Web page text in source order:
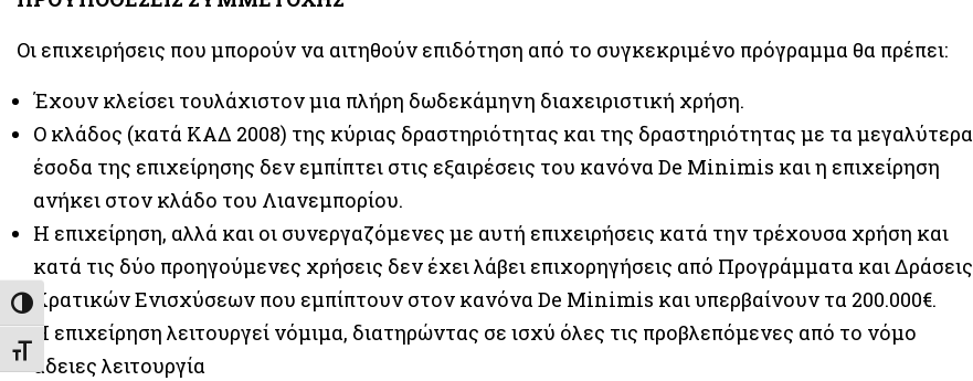
Εναλλαγή Υψηλής Αντίθεσης
Εναλλαγή Μεγέθους Γραμμάτων
Οι επιχειρήσεις που μπορούν να αιτηθούν επιδότηση από το συγκεκριμένο πρόγραμμα θα πρέπει:
Έχουν κλείσει τουλάχιστον μια πλήρη δωδεκάμηνη διαχειριστική χρήση.
Ο κλάδος (κατά ΚΑΔ 2008) της κύριας δραστηριότητας και της δραστηριότητας με τα μεγαλύτερα
έσοδα της επιχείρησης δεν εμπίπτει στις εξαιρέσεις του κανόνα De Minimis και η επιχείρηση
ανήκει στον κλάδο του Λιανεμπορίου.
Η επιχείρηση, αλλά και οι συνεργαζόμενες με αυτή επιχειρήσεις κατά την τρέχουσα χρήση και
κατά τις δύο προηγούμενες χρήσεις δεν έχει λάβει επιχορηγήσεις από Προγράμματα και Δράσεις
Κρατικών Ενισχύσεων που εμπίπτουν στον κανόνα De Minimis και υπερβαίνουν τα 200.000€.
Η επιχείρηση λειτουργεί νόμιμα, διατηρώντας σε ισχύ όλες τις προβλεπόμενες από το νόμο
άδειες λειτουργία